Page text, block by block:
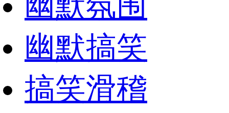
幽默搞笑
搞笑滑稽